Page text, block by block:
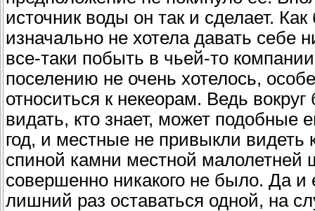
источник воды он так и сделает.
изначально не хотела давать себе
все-таки побыть в чьей-то
поселению не очень хотелось,
относиться к некеорам. Ведь
видать, кто знает, может подобные
год, и местные не привыкли
спиной камни местной малолетней
совершенно никакого не было. Да
лишний раз оставаться одной, на